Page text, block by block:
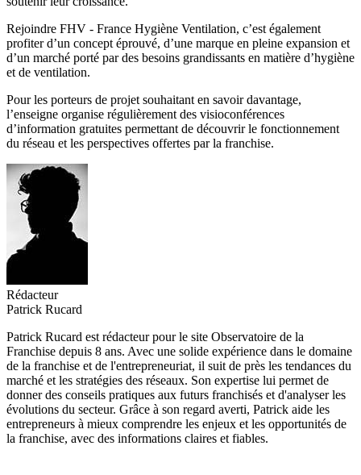
Rejoindre FHV - France Hygiène Ventilation, c’est également
profiter d’un concept éprouvé, d’une marque en pleine expansion et
d’un marché porté par des besoins grandissants en matière d’hygiène
et de ventilation.
Pour les porteurs de projet souhaitant en savoir davantage,
l’enseigne organise régulièrement des visioconférences
d’information gratuites permettant de découvrir le fonctionnement
du réseau et les perspectives offertes par la franchise.
Rédacteur
Patrick Rucard
Patrick Rucard est rédacteur pour le site Observatoire de la
Franchise depuis 8 ans. Avec une solide expérience dans le domaine
de la franchise et de l'entrepreneuriat, il suit de près les tendances du
marché et les stratégies des réseaux. Son expertise lui permet de
donner des conseils pratiques aux futurs franchisés et d'analyser les
évolutions du secteur. Grâce à son regard averti, Patrick aide les
entrepreneurs à mieux comprendre les enjeux et les opportunités de
la franchise, avec des informations claires et fiables.